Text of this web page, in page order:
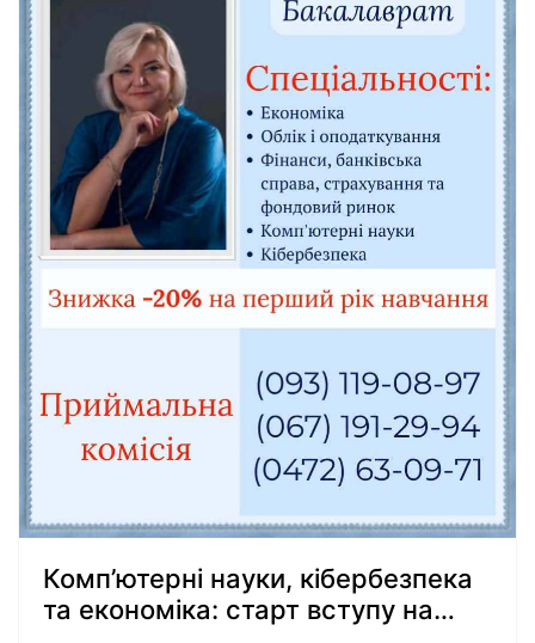
Ми щиро пишаємося тим, що серед наших
здобувачів освіти є такі цілеспрямовані,
наполегливі та талановиті молоді люди. Ivan
Evchenko своїм прикладом доводить, що
успішно поєднувати навчання зі спортом —
реально. Такі студенти надихають молодь,
мотивують до саморозвитку та є справжнім
прикладом сили волі, дисципліни й прагнення
Вітаємо спортсменів із заслуженою
перемогою! Бажаємо нових звершень,
влучних пострілів, міцного здоров’я та ще
більше яскравих перемог на всеукраїнських і
міжнародних аренах!
Пишаємося вами!
Комп’ютерні науки, кібербезпека
та економіка: старт вступу на